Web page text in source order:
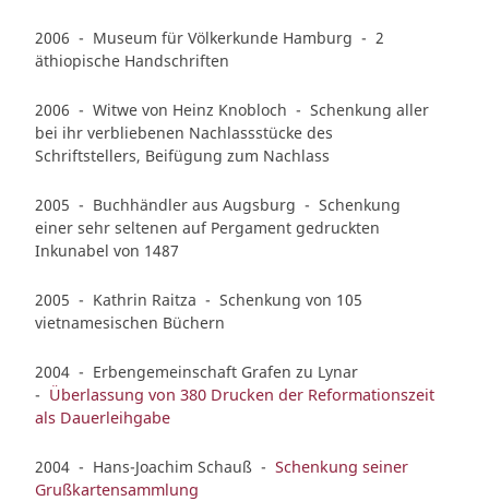
2006 - Museum für Völkerkunde Hamburg - 2
äthiopische Handschriften
2006 - Witwe von Heinz Knobloch - Schenkung aller
bei ihr verbliebenen Nachlassstücke des
Schriftstellers, Beifügung zum Nachlass
2005 - Buchhändler aus Augsburg - Schenkung
einer sehr seltenen auf Pergament gedruckten
Inkunabel von 1487
2005 - Kathrin Raitza - Schenkung von 105
vietnamesischen Büchern
2004 - Erbengemeinschaft Grafen zu Lynar
- Überlassung von 380 Drucken der Reformationszeit
als Dauerleihgabe
2004 - Hans-Joachim Schauß - Schenkung seiner
Grußkartensammlung